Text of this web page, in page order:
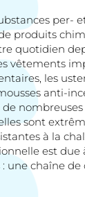
per-
produits
quotidien
vêtements
les
anti-
sont
à la
est due
une chaîne de